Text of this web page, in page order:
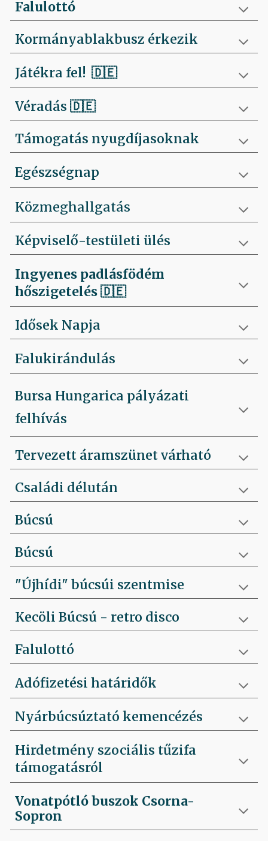
Falulottó
Kormányablakbusz érkezik
Játékra fel!🇩🇪
Véradás🇩🇪
Támogatás nyugdíjasoknak
Egészségnap
Közmeghallgatás
Képviselő-testületi ülés
Ingyenes padlásfödém
hőszigetelés🇩🇪
Idősek Napja
Falukirándulás
Bursa Hungarica pályázati
felhívás
Tervezett áramszünet várható
Családi délután
Búcsú
Búcsú
"Újhídi" búcsúi szentmise
Kecöli Búcsú - retro disco
Falulottó
Adófizetési határidők
Nyárbúcsúztató kemencézés
Hirdetmény szociális tűzifa
támogatásról
Vonatpótló buszok Csorna-
Sopron